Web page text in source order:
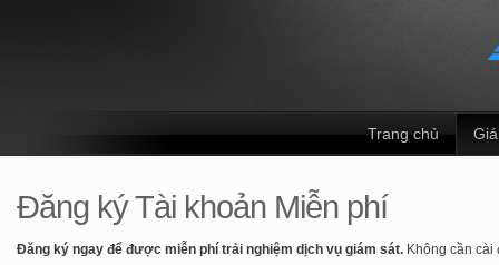
Trang chủ
Đăng ký Tài khoản Miễn phí
Đăng ký ngay để được miễn phí trải nghiệm dịch vụ giám sát. Không cần cài